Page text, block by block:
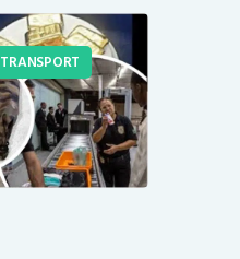
TRANSPORT